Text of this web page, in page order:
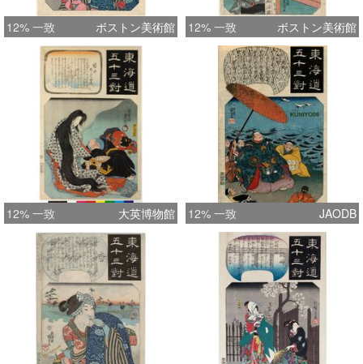
12% 一致 ボストン美術館 12% 一致 ボストン美術館
12% 一致 大英博物館 12% 一致 JAODB